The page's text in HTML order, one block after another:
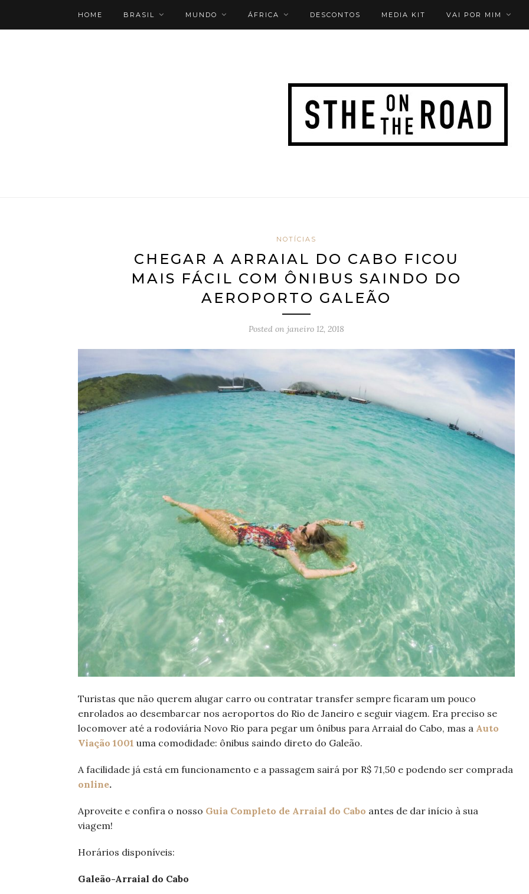
HOME BRASIL MUNDO ÁFRICA DESCONTOS MEDIA KIT VAI POR MIM
NOTÍCIAS
CHEGAR A ARRAIAL DO CABO FICOU
MAIS FÁCIL COM ÔNIBUS SAINDO DO
AEROPORTO GALEÃO
Posted on janeiro 12, 2018
Turistas que não querem alugar carro ou contratar transfer sempre ficaram um pouco
enrolados ao desembarcar nos aeroportos do Rio de Janeiro e seguir viagem. Era preciso se
locomover até a rodoviária Novo Rio para pegar um ônibus para Arraial do Cabo, mas a Auto
Viação 1001 uma comodidade: ônibus saindo direto do Galeão.
A facilidade já está em funcionamento e a passagem sairá por R$ 71,50 e podendo ser comprada
online.
Aproveite e confira o nosso Guia Completo de Arraial do Cabo antes de dar início à sua
viagem!
Horários disponíveis:
Galeão-Arraial do Cabo